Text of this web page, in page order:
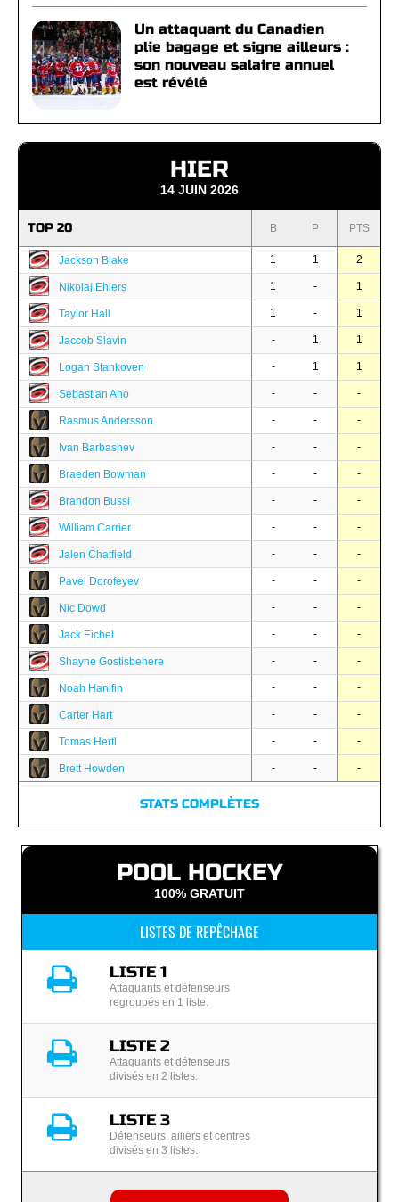
Un attaquant du Canadien
plie bagage et signe ailleurs :
son nouveau salaire annuel
est révélé
HIER
14 JUIN 2026
TOP 20 B P PTS
Jackson Blake 1 1 2
Nikolaj Ehlers 1 - 1
Taylor Hall 1 - 1
Jaccob Slavin - 1 1
Logan Stankoven - 1 1
Sebastian Aho - - -
Rasmus Andersson - - -
Ivan Barbashev - - -
Braeden Bowman - - -
Brandon Bussi - - -
William Carrier - - -
Jalen Chatfield - - -
Pavel Dorofeyev - - -
Nic Dowd - - -
Jack Eichel - - -
Shayne Gostisbehere - - -
Noah Hanifin - - -
Carter Hart - - -
Tomas Hertl - - -
Brett Howden - - -
STATS COMPLÈTES
POOL HOCKEY
100% GRATUIT
LISTES DE REPÊCHAGE
LISTE 1
Attaquants et défenseurs
regroupés en 1 liste.
LISTE 2
Attaquants et défenseurs
divisés en 2 listes.
LISTE 3
Défenseurs, ailiers et centres
divisés en 3 listes.